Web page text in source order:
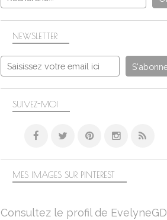
NEWSLETTER
SUIVEZ-MOI
MES IMAGES SUR PINTEREST
Consultez le profil de EvelyneGD